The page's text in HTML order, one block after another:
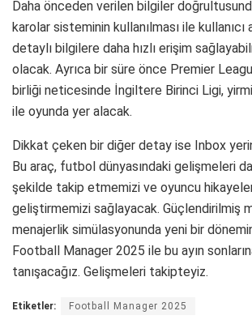
Daha önceden verilen bilgiler
karolar sisteminin kullanılması ile kullanıcı
detaylı bilgilere daha hızlı erişim
olacak. Ayrıca bir süre önce Premier
birliği neticesinde İngiltere Birinci Ligi,
ile oyunda yer alacak.
Dikkat çeken bir diğer detay ise Inbox
Bu araç, futbol dünyasındaki gelişmeleri
şekilde takip etmemizi ve oyuncu
geliştirmemizi sağlayacak. Güçlendirilmiş
menajerlik simülasyonunda yeni bir
Football Manager 2025 ile bu ayın
tanışacağız. Gelişmeleri takipteyiz.
Etiketler: Football Manager 2025